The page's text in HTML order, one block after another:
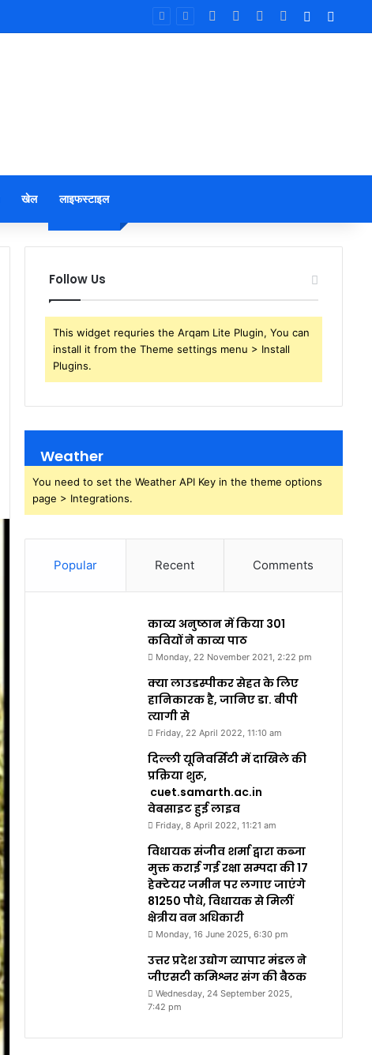
Facebook YouTubeInstagram
Log In
खेल लाइफस्टाइल
Follow Us
This widget requries the Arqam Lite Plugin, You can
install it from the Theme settings menu > Install
Plugins.
Weather
You need to set the Weather API Key in the theme options
page > Integrations.
Popular Recent Comments
काव्य अनुष्ठान में किया 301
कवियों ने काव्य पाठ
Monday, 22 November 2021, 2:22 pm
क्या लाउडस्पीकर सेहत के लिए
हानिकारक है, जानिए डा. बीपी
त्यागी से
Friday, 22 April 2022, 11:10 am
दिल्ली यूनिवर्सिटी में दाखिले की
प्रक्रिया शुरू,
cuet.samarth.ac.in
वेबसाइट हुई लाइव
Friday, 8 April 2022, 11:21 am
विधायक संजीव शर्मा द्वारा कब्जा
मुक्त कराई गई रक्षा सम्पदा की 17
हेक्टेयर जमीन पर लगाए जाएंगे
81250 पौधे, विधायक से मिलीं
क्षेत्रीय वन अधिकारी
Monday, 16 June 2025, 6:30 pm
उत्तर प्रदेश उद्योग व्यापार मंडल ने
जीएसटी कमिश्नर संग की बैठक
Wednesday, 24 September 2025,
7:42 pm